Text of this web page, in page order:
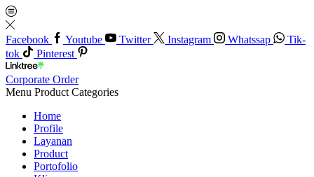
Facebook Youtube Twitter Instagram Whatssap
Tik-
tok
Pinterest
Corporate Order
Menu Product Categories
Home
Profile
Layanan
Product
Portofolio